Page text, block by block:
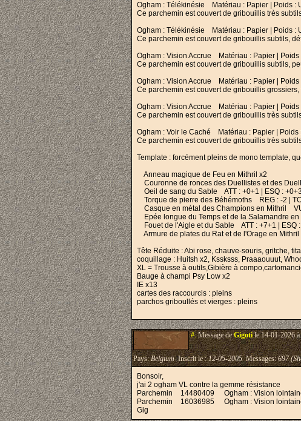
Ogham : Télékinésie Matériau : Papier | Poids :
Ce parchemin est couvert de gribouillis très
Ogham : Télékinésie Matériau : Papier | Poids :
Ce parchemin est couvert de gribouillis subtils,
Ogham : Vision Accrue Matériau : Papier | Poids
Ce parchemin est couvert de gribouillis subtils,
Ogham : Vision Accrue Matériau : Papier | Poids
Ce parchemin est couvert de gribouillis
Ogham : Vision Accrue Matériau : Papier | Poids
Ce parchemin est couvert de gribouillis très
Ogham : Voir le Caché Matériau : Papier | Poids
Ce parchemin est couvert de gribouillis très
Template : forcément pleins de mono template,
Anneau magique de Feu en Mithril x2
Couronne de ronces des Duellistes et des
Oeil de sang du Sable ATT : +0+1 | ESQ :
Torque de pierre des Béhémoths REG : -2 |
Casque en métal des Champions en Mithril
Epée longue du Temps et de la Salamandre en
Fouet de l'Aigle et du Sable ATT : +7+1 | ESQ :
Armure de plates du Rat et de l'Orage en
Tête Réduite : Abi rose, chauve-souris, gritche,
coquillage : Huitsh x2, Kssksss, Praaaouuut,
XL = Trousse à outils,Gibière à
Bauge à champi Psy Low x2
IE x13
cartes des raccourcis : pleins
parchos griboullés et vierges : pleins
#.Message deGigotile 14-01-2026 à
Pays:BelgiumInscrit le :12-05-2005Messages:697
Bonsoir,
j'ai 2 ogham VL contre la gemme résistance
Parchemin
14480409 Ogham : Vision
Parchemin
16036985 Ogham : Vision
Gig